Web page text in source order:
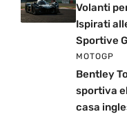
Volanti
Ispirati
Sportive
MOTOGP
Bentley
sportiva
casa